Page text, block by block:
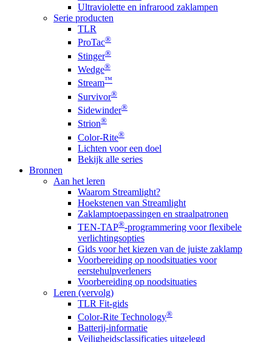
Ultraviolette en infrarood zaklampen
Serie producten
TLR
ProTac®
Stinger®
Wedge®
Stream™
Survivor®
Sidewinder®
Strion®
Color-Rite®
Lichten voor een doel
Bekijk alle series
Bronnen
Aan het leren
Waarom Streamlight?
Hoekstenen van Streamlight
Zaklamptoepassingen en straalpatronen
TEN-TAP®-programmering voor flexibele
verlichtingsopties
Gids voor het kiezen van de juiste zaklamp
Voorbereiding op noodsituaties voor
eerstehulpverleners
Voorbereiding op noodsituaties
Leren (vervolg)
TLR Fit-gids
Color-Rite Technology®
Batterij-informatie
Veiligheidsclassificaties uitgelegd